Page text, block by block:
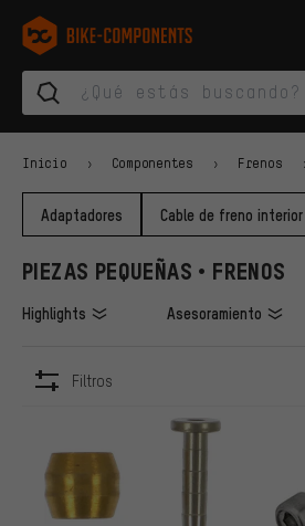
Saltar a la navegación principal
Saltar a la navegación de categorías
Saltar al contenido
Saltar a marcas y al boletín
Saltar al pie de página
bike-components.de Página de inicio
Inicio Componentes Frenos
Adaptadores Cable de freno interior
PIEZAS PEQUEÑAS • FRENOS
Highlights Asesoramiento
Filtros